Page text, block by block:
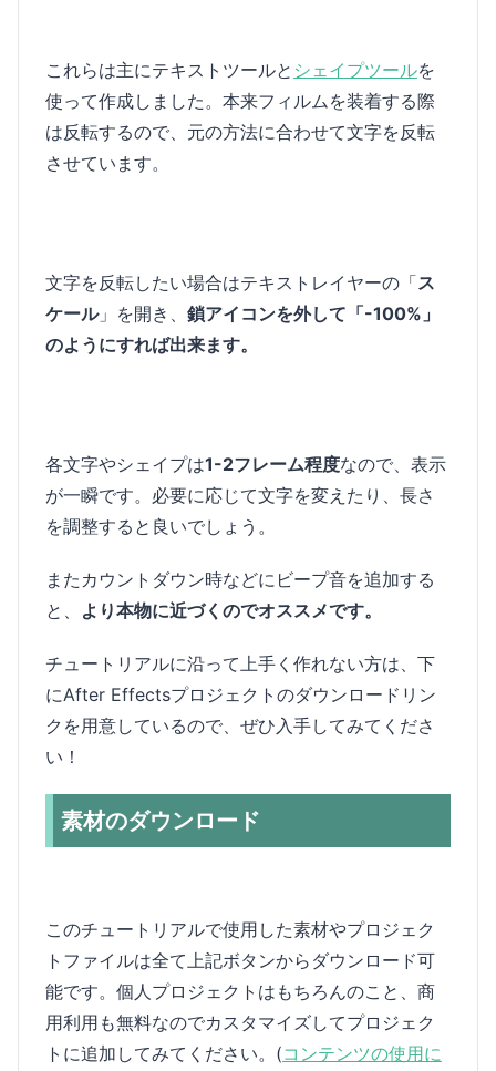
これらは主にテキストツールと シェイプツールを
使って作成しました。本来フィルムを装着する際
は反転するので、元の方法に合わせて文字を反転
させています。
文字を反転したい場合はテキストレイヤーの「ス
ケール」を開き、 鎖アイコンを外して「-100%」
のようにすれば出来ます。
各文字やシェイプは1-2フレーム程度なので、表示
が一瞬です。必要に応じて文字を変えたり、長さ
を調整すると良いでしょう。
またカウントダウン時などにビープ音を追加する
と、 より本物に近づくのでオススメです。
チュートリアルに沿って上手く作れない方は、下
にAfter Effectsプロジェクトのダウンロードリン
クを用意しているので、ぜひ入手してみてくださ
い！
素材のダウンロード
このチュートリアルで使用した素材やプロジェク
トファイルは全て上記ボタンからダウンロード可
能です。個人プロジェクトはもちろんのこと、商
用利用も無料なのでカスタマイズしてプロジェク
トに追加してみてください。(コンテンツの使用に